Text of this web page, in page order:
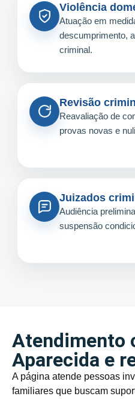
Violência
Atuação em
descumprimento,
criminal.
Revisão
Reavaliação de
provas novas e
Juizados
Audiência
suspensão
Atendimento
Aparecida e
A página atende pessoas
familiares que buscam